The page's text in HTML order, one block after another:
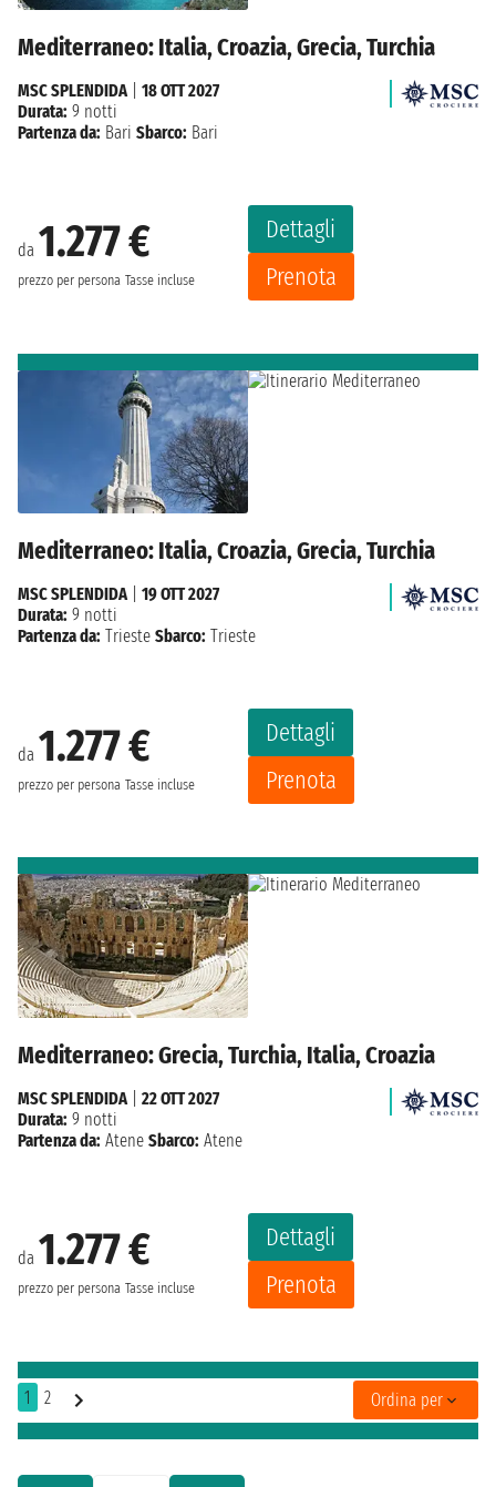
Mediterraneo: Italia, Croazia, Grecia, Turchia
da 1.277 €
prezzo per persona Tasse incluse
Dettagli
Prenota
MSC SPLENDIDA
18 OTT 2027
Durata: 9 notti
Partenza da: Bari Sbarco: Bari
Mediterraneo: Italia, Croazia, Grecia, Turchia
da 1.277 €
prezzo per persona Tasse incluse
Dettagli
Prenota
MSC SPLENDIDA| 19 OTT 2027
Durata: 9 notti
Partenza da: Trieste Sbarco: Trieste
Mediterraneo: Grecia, Turchia, Italia, Croazia
da 1.277 €
prezzo per persona Tasse incluse
Dettagli
Prenota
MSC SPLENDIDA
22 OTT 2027
Durata: 9 notti
Partenza da: Atene Sbarco: Atene
1 2 Ordina per